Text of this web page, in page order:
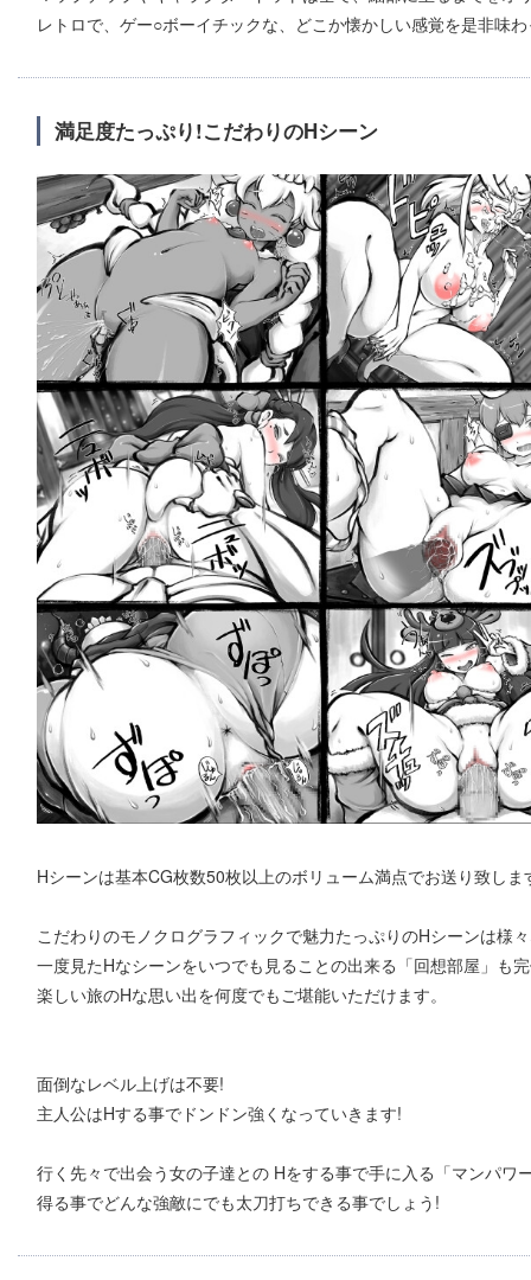
レトロで、ゲー○ボーイチックな、どこか懐かしい感覚を是非味
満足度たっぷり!こだわりのHシーン
Hシーンは基本CG枚数50枚以上のボリューム満点でお送り致しま
こだわりのモノクログラフィックで魅力たっぷりのHシーンは様
一度見たHなシーンをいつでも見ることの出来る「回想部屋」も
楽しい旅のHな思い出を何度でもご堪能いただけます。
面倒なレベル上げは不要!
主人公はHする事でドンドン強くなっていきます!
行く先々で出会う女の子達との Hをする事で手に入る「マンパワ
得る事でどんな強敵にでも太刀打ちできる事でしょう!